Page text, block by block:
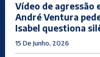
Vídeo de agressão
André Ventura
Isabel questiona
15 De Junho, 2026